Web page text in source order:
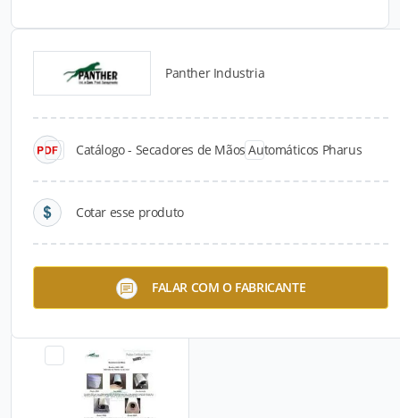
Panther Industria
Catálogo - Secadores de Mãos Automáticos Pharus
Cotar esse produto
FALAR COM O FABRICANTE
Catálogos para Download
Torneiras e Duchas com LED
Automáticos Pharus